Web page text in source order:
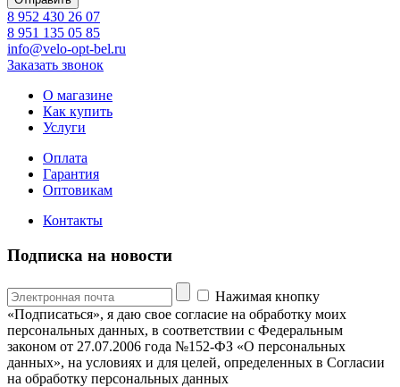
8 952 430 26 07
8 951 135 05 85
info@velo-opt-bel.ru
Заказать звонок
О магазине
Как купить
Услуги
Оплата
Гарантия
Оптовикам
Контакты
Подписка на новости
Нажимая кнопку
«Подписаться», я даю свое согласие на обработку моих
персональных данных, в соответствии с Федеральным
законом от 27.07.2006 года №152-ФЗ «О персональных
данных», на условиях и для целей, определенных в Согласии
на обработку персональных данных